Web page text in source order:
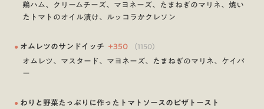
鶏ハム、クリームチーズ、マヨネーズ、たまねぎのマリネ、焼い
たトマトのオイル漬け、ルッコラかクレソン
● オムレツのサンドイッチ +350 （1150）
オムレツ、マスタード、マヨネーズ、たまねぎのマリネ、ケイパ
ー
● わりと野菜たっぷりに作ったトマトソースのピザトースト